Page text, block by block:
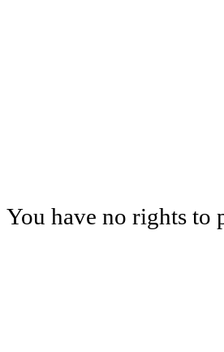
You have no rights to